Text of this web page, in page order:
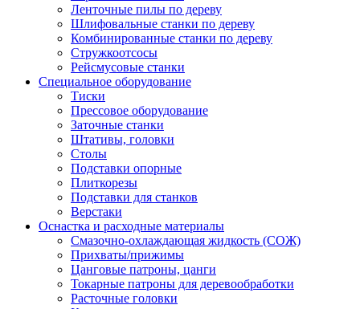
Ленточные пилы по дереву
Шлифовальные станки по дереву
Комбинированные станки по дереву
Стружкоотсосы
Рейсмусовые станки
Специальное оборудование
Тиски
Прессовое оборудование
Заточные станки
Штативы, головки
Столы
Подставки опорные
Плиткорезы
Подставки для станков
Верстаки
Оснастка и расходные материалы
Смазочно-охлаждающая жидкость (СОЖ)
Прихваты/прижимы
Цанговые патроны, цанги
Токарные патроны для деревообработки
Расточные головки